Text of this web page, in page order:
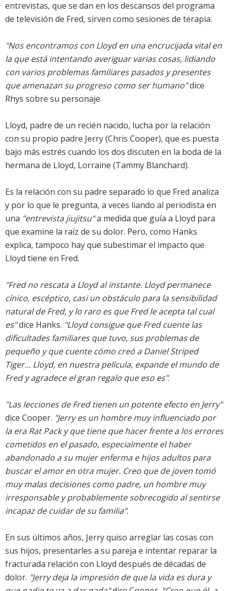
entrevistas, que se dan en los descansos del programa
de televisión de Fred, sirven como sesiones de terapia.
"Nos encontramos con Lloyd en una encrucijada vital en
la que está intentando averiguar varias cosas, lidiando
con varios problemas familiares pasados y presentes
que amenazan su progreso como ser humano"dice
Rhys sobre su personaje.
Lloyd, padre de un recién nacido, lucha por la relación
con su propio padre Jerry (Chris Cooper), que es puesta
bajo más estrés cuando los dos discuten en la boda de la
hermana de Lloyd, Lorraine (Tammy Blanchard).
Es la relación con su padre separado lo que Fred analiza
y por lo que le pregunta, a veces liando al periodista en
una "entrevista jiujitsu"a medida que guía a Lloyd para
que examine la raíz de su dolor. Pero, como Hanks
explica, tampoco hay que subestimar el impacto que
Lloyd tiene en Fred.
"Fred no rescata a Lloyd al instante. Lloyd permanece
cínico, escéptico, casi un obstáculo para la sensibilidad
natural de Fred, y lo raro es que Fred le acepta tal cual
es"dice Hanks. "Lloyd consigue que Fred cuente las
dificultades familiares que tuvo, sus problemas de
pequeño y que cuente cómo creó a Daniel Striped
Tiger… Lloyd, en nuestra película, expande el mundo de
Fred y agradece el gran regalo que eso es".
"Las lecciones de Fred tienen un potente efecto en Jerry"
dice Cooper. "Jerry es un hombre muy influenciado por
la era Rat Pack y que tiene que hacer frente a los errores
cometidos en el pasado, especialmente el haber
abandonado a su mujer enferma e hijos adultos para
buscar el amor en otra mujer. Creo que de joven tomó
muy malas decisiones como padre, un hombre muy
irresponsable y probablemente sobrecogido al sentirse
incapaz de cuidar de su familia".
En sus últimos años, Jerry quiso arreglar las cosas con
sus hijos, presentarles a su pareja e intentar reparar la
fracturada relación con Lloyd después de décadas de
dolor. "Jerry deja la impresión de que la vida es dura y